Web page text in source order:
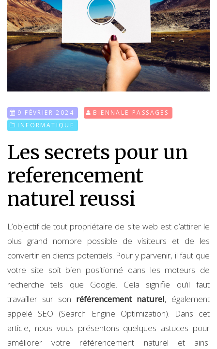
9 FÉVRIER 2024
BIENNALE-PASSAGES
INFORMATIQUE
Les secrets pour un
referencement
naturel reussi
L’objectif de tout propriétaire de site web est d’attirer le
plus grand nombre possible de visiteurs et de les
convertir en clients potentiels. Pour y parvenir, il faut que
votre site soit bien positionné dans les moteurs de
recherche tels que Google. Cela signifie qu’il faut
travailler sur son référencement naturel, également
appelé SEO (Search Engine Optimization). Dans cet
article, nous vous présentons quelques astuces pour
améliorer votre référencement naturel et ainsi